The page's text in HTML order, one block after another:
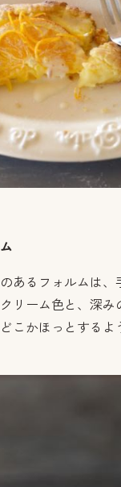
あるフォルムは、
リーム色と、深み
こかほっとするよ